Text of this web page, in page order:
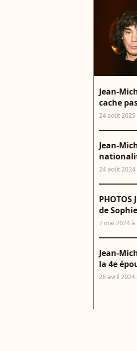
Jean-
cache
24 août 2025
Jean-
24 août 2024
de
7 mai 2024 à
Jean-
la 4e
26 avril 2024